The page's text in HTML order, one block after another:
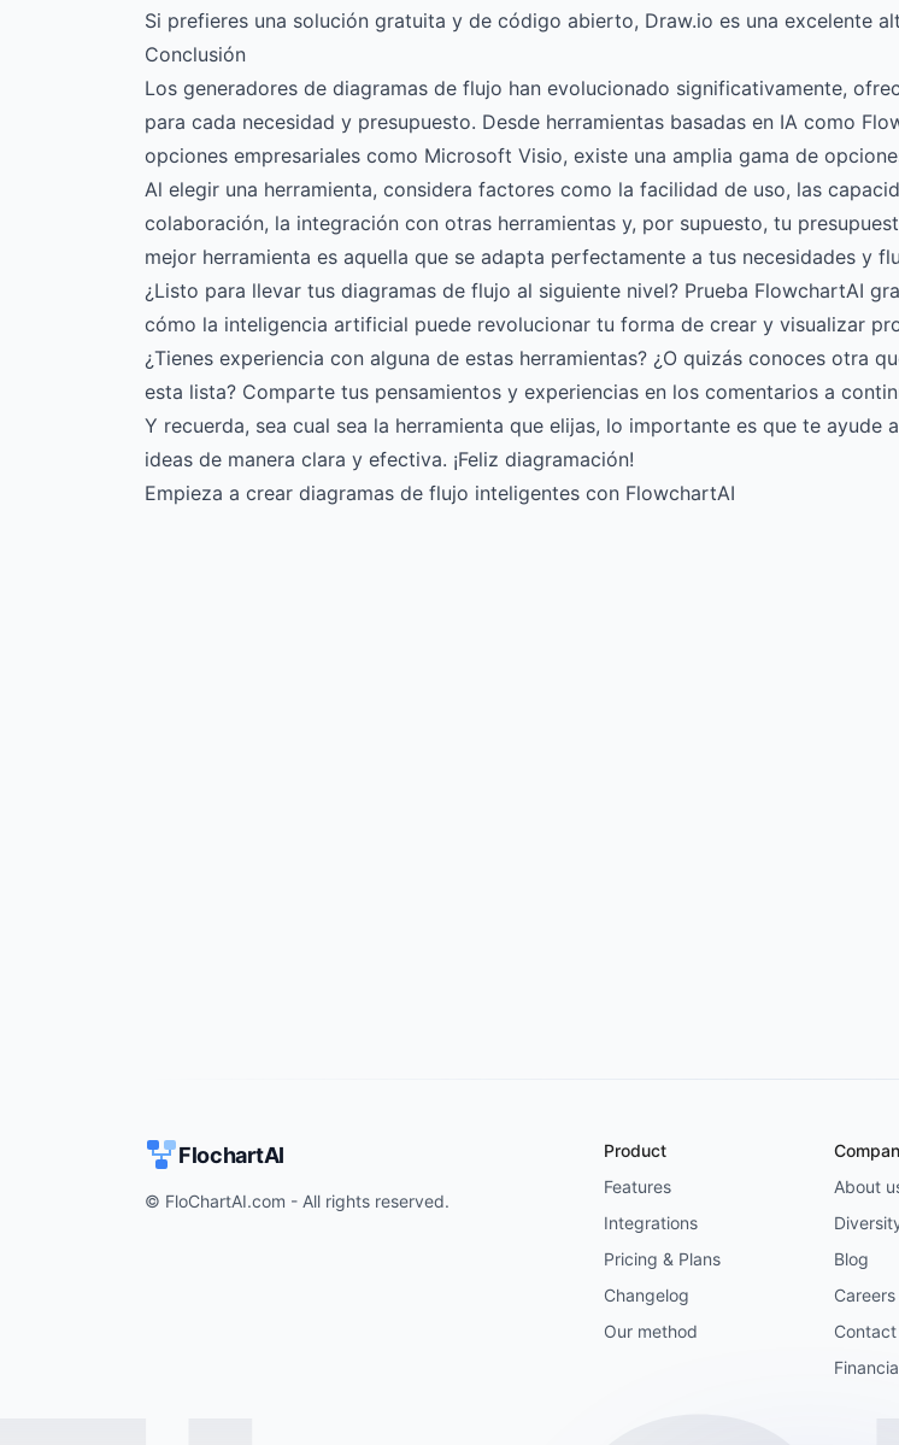
Si prefieres una solución gratuita y de código abierto, Draw.io es una excelente
Conclusión
Los generadores de diagramas de flujo han evolucionado significativamente,
para cada necesidad y presupuesto. Desde herramientas basadas en IA como
opciones empresariales como Microsoft Visio, existe una amplia gama de
Al elegir una herramienta, considera factores como la facilidad de uso, las
colaboración, la integración con otras herramientas y, por supuesto, tu
mejor herramienta es aquella que se adapta perfectamente a tus necesidades y
¿Listo para llevar tus diagramas de flujo al siguiente nivel? Prueba FlowchartAI
cómo la inteligencia artificial puede revolucionar tu forma de crear y visualizar
¿Tienes experiencia con alguna de estas herramientas? ¿O quizás conoces otra
esta lista? Comparte tus pensamientos y experiencias en los comentarios a
Y recuerda, sea cual sea la herramienta que elijas, lo importante es que te ayude
ideas de manera clara y efectiva. ¡Feliz diagramación!
Empieza a crear diagramas de flujo inteligentes con FlowchartAI
FlochartAI
© FloChartAI.com - All rights reserved.
Product
Features
Integrations
Pricing & Plans
Changelog
Our method
About
Blog
Careers
Contact